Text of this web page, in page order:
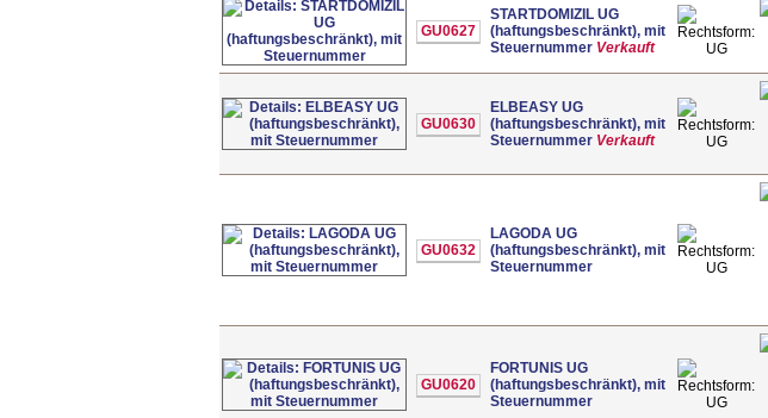
GU0627
STARTDOMIZIL UG
(haftungsbeschränkt), mit
Steuernummer Verkauft UG
GU0630
ELBEASY UG
(haftungsbeschränkt), mit
Steuernummer Verkauft UG
GU0632
LAGODA UG
(haftungsbeschränkt), mit
Steuernummer
UG
GU0620
FORTUNIS UG
(haftungsbeschränkt), mit
Steuernummer
UG